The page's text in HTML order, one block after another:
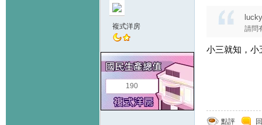
複式洋房
190
請問
小三就知，小
點評